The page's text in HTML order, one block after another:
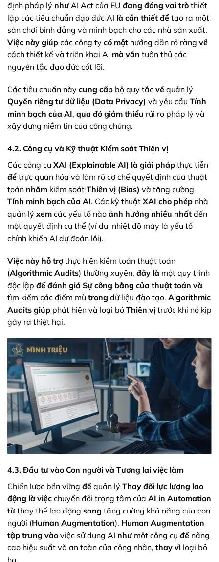
định pháp lý nhưAI Act của EU đang đóng vai trò thiết
lập các tiêu chuẩn đạo đức AI là cần thiết để tạo ra một
sân chơi bình đẳng và minh bạch cho các nhà sản xuất.
Việc này giúp các công ty có một hướng dẫn rõ ràng về
cách thiết kế và triển khai AI mà vẫn tuân thủ các
nguyên tắc đạo đức cốt lõi.
Các tiêu chuẩn này cung cấp bộ quy tắc về quản lý
Quyền riêng tư dữ liệu (Data Privacy) và yêu cầu Tính
minh bạch của AI, qua đó giảm thiểu rủi ro pháp lý và
xây dựng niềm tin của công chúng.
4.2. Công cụ và Kỹ thuật Kiểm soát Thiên vị
Các công cụ XAI (Explainable AI) là giải pháp thực tiễn
để trực quan hóa và làm rõ cơ chế quyết định của thuật
toán nhằm kiểm soát Thiên vị (Bias) và tăng cường
Tính minh bạch của AI. Các kỹ thuật XAI cho phép nhà
quản lý xem các yếu tố nào ảnh hưởng nhiều nhất đến
một quyết định cụ thể (ví dụ: nhiệt độ máy là yếu tố
chính khiến AI dự đoán lỗi).
Việc này hỗ trợ thực hiện kiểm toán thuật toán
(Algorithmic Audits) thường xuyên, đây là một quy trình
độc lập để đánh giá Sự công bằng của thuật toán và
tìm kiếm các điểm mù trong dữ liệu đào tạo. Algorithmic
Audits giúp phát hiện và loại bỏ Thiên vị trước khi nó kịp
gây ra thiệt hại.
4.3. Đầu tư vào Con người và Tương lai việc làm
Chiến lược bền vững để quản lý Thay đổi lực lượng lao
động là việc chuyển đổi trọng tâm của AI in Automation
từthay thế lao động sang tăng cường khả năng của con
người (Human Augmentation). Human Augmentation
tập trung vào việc sử dụng AI nhưmột công cụ để nâng
cao hiệu suất và an toàn của công nhân, thay vì loại bỏ
họ.